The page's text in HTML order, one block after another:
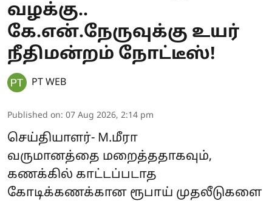
வழக்கு..
கே.என்.நேருவுக்கு உயர்
நீதிமன்றம் நோட்டீஸ்!
PT WEB
Published on: 07 Aug 2026, 2:14 pm
செய்தியாளர்- M.மீரா
வருமானத்தை மறைத்ததாகவும்,
கணக்கில் காட்டப்படாத
கோடிக்கணக்கான ரூபாய் முதலீடுகளை